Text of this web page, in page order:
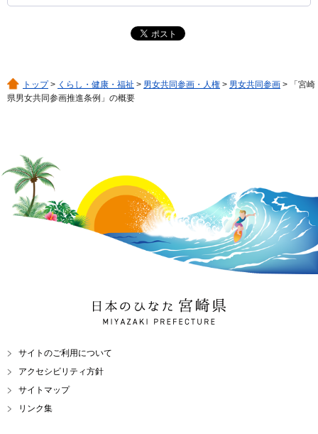
トップ> くらし・健康・福祉 > 男女共同参画・人権 > 男女共同参画 > 「宮崎
県男女共同参画推進条例」の概要
日本のひなた 宮崎県
MIYAZAKI PREFECTURE
サイトのご利用について
アクセシビリティ方針
サイトマップ
リンク集